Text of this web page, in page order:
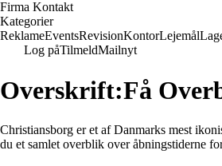
Firma Kontakt
Kategorier
ReklameEventsRevisionKontorLejemål
Log påTilmeldMailnyt
Overskrift:Få
Christiansborg er et af Danmarks mest
du et samlet overblik over åbningstiderne